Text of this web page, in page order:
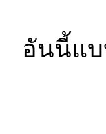
อันนี้แ